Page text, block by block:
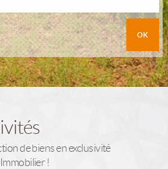
de biens en exclusivité
!